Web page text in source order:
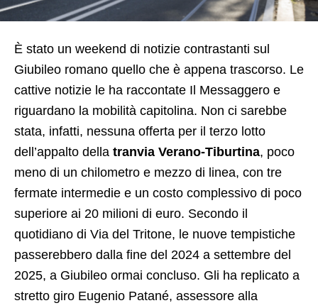
È stato un weekend di notizie contrastanti sul
Giubileo romano quello che è appena trascorso. Le
cattive notizie le ha raccontate Il Messaggero e
riguardano la mobilità capitolina. Non ci sarebbe
stata, infatti, nessuna offerta per il terzo lotto
dell’appalto della tranvia Verano-Tiburtina, poco
meno di un chilometro e mezzo di linea, con tre
fermate intermedie e un costo complessivo di poco
superiore ai 20 milioni di euro. Secondo il
quotidiano di Via del Tritone, le nuove tempistiche
passerebbero dalla fine del 2024 a settembre del
2025, a Giubileo ormai concluso. Gli ha replicato a
stretto giro Eugenio Patané, assessore alla